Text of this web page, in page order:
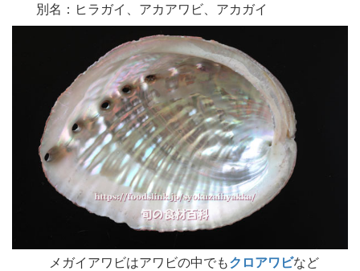
別名：ヒラガイ、アカアワビ、アカガイ
メガイアワビはアワビの中でもクロアワビなど